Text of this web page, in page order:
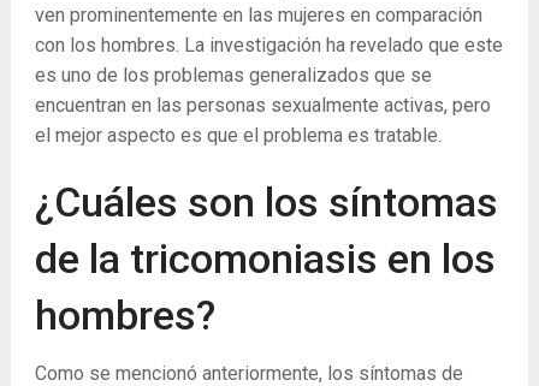
ven prominentemente en las mujeres en comparación
con los hombres. La investigación ha revelado que este
es uno de los problemas generalizados que se
encuentran en las personas sexualmente activas, pero
el mejor aspecto es que el problema es tratable.
¿Cuáles son los síntomas
de la tricomoniasis en los
hombres?
Como se mencionó anteriormente, los síntomas de